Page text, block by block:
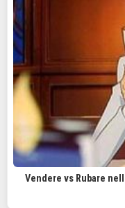
Vendere vs Rubare